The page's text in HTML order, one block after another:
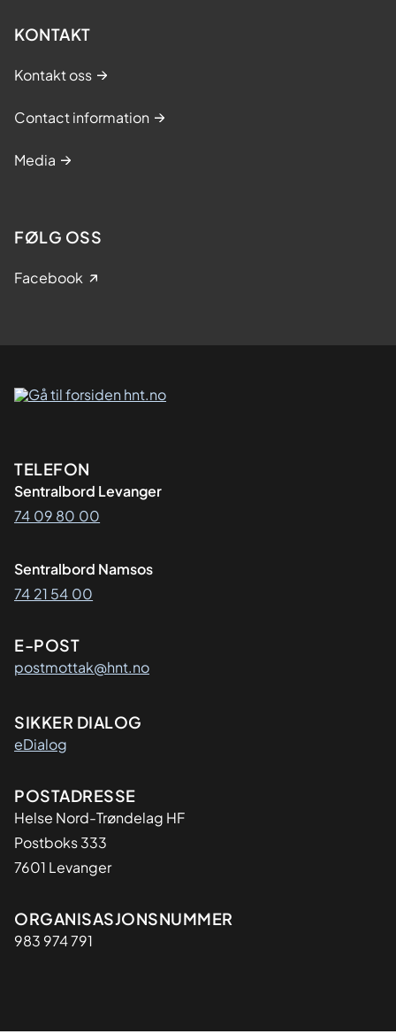
KONTAKT
Kontakt oss
Contact information
Media
FØLG OSS
Facebook
Kontaktinformasjon
TELEFON
Sentralbord Levanger
74 09 80 00
Sentralbord Namsos
74 21 54 00
E-POST
postmottak@hnt.no
SIKKER DIALOG
eDialog
Adresse
POSTADRESSE
Helse Nord-Trøndelag HF
Postboks 333
7601 Levanger
Organisasjon
ORGANISASJONSNUMMER
983 974 791